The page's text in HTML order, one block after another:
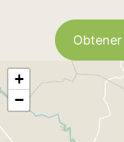
+
−